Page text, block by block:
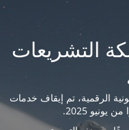
التشريعات
الرقمية، تم إيقاف خدمات
يونيو 2025.